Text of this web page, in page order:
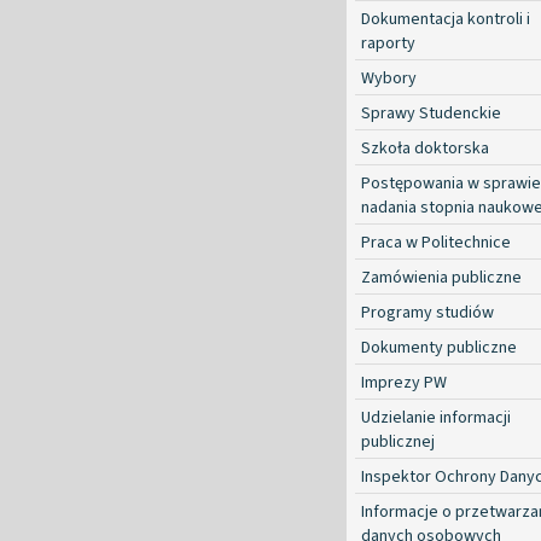
Dokumentacja kontroli i
raporty
Wybory
Sprawy Studenckie
Szkoła doktorska
Postępowania w sprawie
nadania stopnia
Praca w Politechnice
Zamówienia publiczne
Programy studiów
Dokumenty publiczne
Imprezy PW
Udzielanie informacji
publicznej
Inspektor Ochrony
Informacje o
danych osobowych